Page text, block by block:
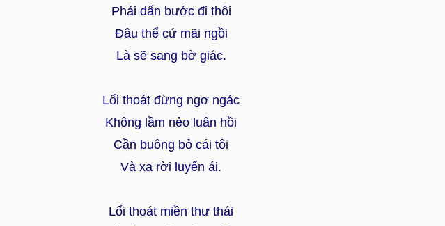
Phải dấn bước đi thôi
Đâu thể cứ mãi ngồi
Là sẽ sang bờ giác.
Lối thoát đừng ngơ ngác
Không lầm nẻo luân hồi
Cần buông bỏ cái tôi
Và xa rời luyến ái.
Lối thoát miền thư thái